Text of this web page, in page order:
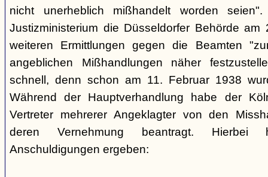
nicht unerheblich mißhandelt worden
Justizministerium die Düsseldorfer Behörde
weiteren Ermittlungen gegen die Beamten
angeblichen Mißhandlungen näher
schnell, denn schon am 11. Februar 1938
Während der Hauptverhandlung habe der
Vertreter mehrerer Angeklagter von den
deren Vernehmung beantragt. Hierbei
Anschuldigungen ergeben: